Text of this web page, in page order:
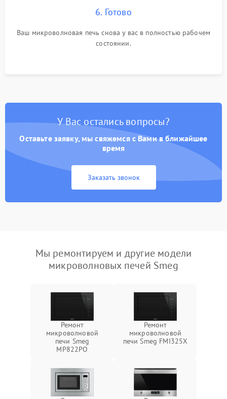
6. Готово
Ваш микроволновая печь снова у вас в полностью рабочем
состоянии.
У Вас остались вопросы?
Оставьте заявку, мы свяжемся с Вами в ближайшее
время
Заказать звонок
Мы ремонтируем и другие модели
микроволновых печей Smeg
Ремонт
микроволновой
печи Smeg
MP822PO
Ремонт
микроволновой
печи Smeg FMI325X